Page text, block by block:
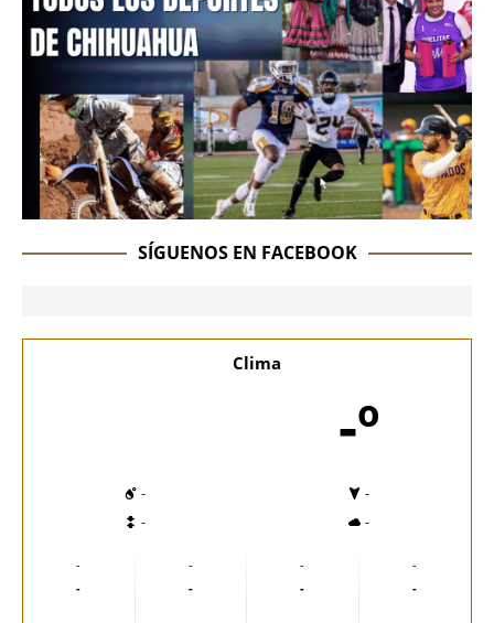
SÍGUENOS EN FACEBOOK
Clima
-º
-
-
-
-
-
-
-
-
-
-
-
-